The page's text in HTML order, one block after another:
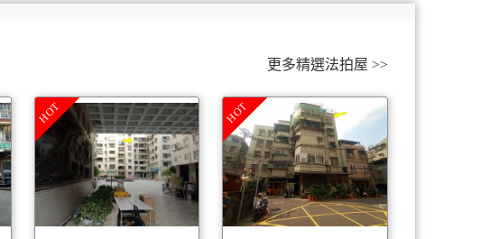
更多精選法拍屋 >>
HOT HOT